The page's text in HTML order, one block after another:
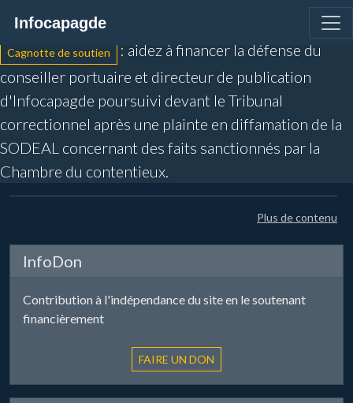
Infocapagde
L'information des plaisanciers agathois
Cagnotte de soutien
: aidez à financer la défense du
conseiller portuaire et directeur de publication
d'Infocapagde poursuivi devant le Tribunal
correctionnel après une plainte en diffamation de la
SODEAL concernant des faits sanctionnés par la
Chambre du contentieux.
Plus de contenu
InfoDon
Contribution à l'indépendance du site en le soutenant
financièrement